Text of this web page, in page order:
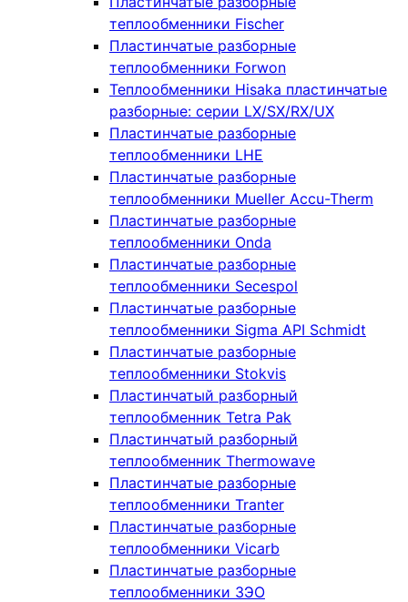
теплообменники Fischer
Пластинчатые разборные
теплообменники Forwon
Теплообменники Hisaka пластинчатые
разборные: серии LX/SX/RX/UX
Пластинчатые разборные
теплообменники LHE
Пластинчатые разборные
теплообменники Mueller Accu-Therm
Пластинчатые разборные
теплообменники Onda
Пластинчатые разборные
теплообменники Secespol
Пластинчатые разборные
теплообменники Sigma API Schmidt
Пластинчатые разборные
теплообменники Stokvis
Пластинчатый разборный
теплообменник Tetra Pak
Пластинчатый разборный
теплообменник Thermowave
Пластинчатые разборные
теплообменники Tranter
Пластинчатые разборные
теплообменники Vicarb
Пластинчатые разборные
теплообменники ЗЭО